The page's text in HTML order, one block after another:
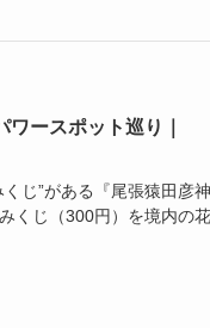
ースポット巡り｜
くじ”がある『尾張猿田彦
くじ（300円）を境内の